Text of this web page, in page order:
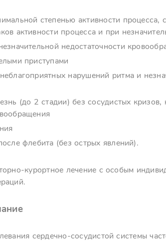
степенью активности процесса,
активности процесса и при
недостаточности
приступами
нарушений ритма и
(до 2 стадии) без сосудистых
флебита (без острых явлений).
курортное лечение с особым
сердечно-сосудистой системы